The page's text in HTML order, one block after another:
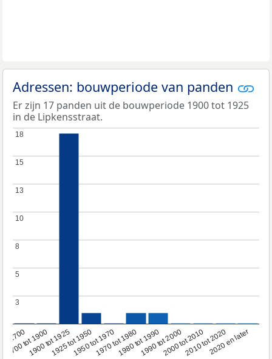
Adressen: bouwperiode van panden
Er zijn 17 panden uit de bouwperiode 1900 tot 1925
in de Lipkensstraat.
1700
1700 tot 1900
1900 tot 19251925 tot 19501950 tot 19701970 tot 19801980 tot 19901990 tot 20002000 tot 20102010 tot 20202020 en later
3
3
5
5
8
8
10
10
13
13
15
15
18
18